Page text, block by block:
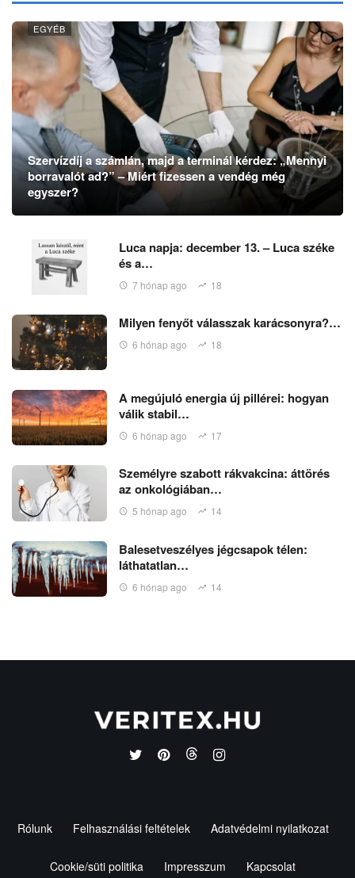
EGYÉB
Szervízdíj a számlán, majd a terminál kérdez: „Mennyi
borravalót ad?” – Miért fizessen a vendég még
egyszer?
Luca napja: december 13. – Luca széke
és a…
7 hónap ago 18
Milyen fenyőt válasszak karácsonyra?…
6 hónap ago 18
A megújuló energia új pillérei: hogyan
válik stabil…
6 hónap ago 17
Személyre szabott rákvakcina: áttörés
az onkológiában…
5 hónap ago 14
Balesetveszélyes jégcsapok télen:
láthatatlan…
6 hónap ago 14
Rólunk Felhasználási feltételek Adatvédelmi nyilatkozat
Cookie/süti politika Impresszum Kapcsolat